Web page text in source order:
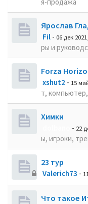
Ярослав
Fil - 06 дек
ры и
Forza
xshut2 - 15
т,
Химки
- 22
ы, игроки,
23 тур
Valerich73 -
Что такое